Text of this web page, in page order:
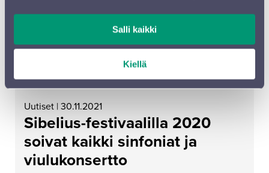
Salli kaikki
Kiellä
Uutiset | 30.11.2021
Sibelius-festivaalilla 2020
soivat kaikki sinfoniat ja
viulukonsertto